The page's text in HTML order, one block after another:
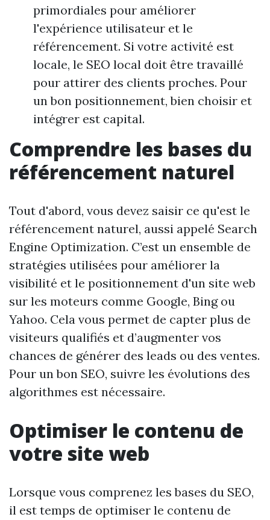
primordiales pour améliorer
l'expérience utilisateur et le
référencement. Si votre activité est
locale, le SEO local doit être travaillé
pour attirer des clients proches. Pour
un bon positionnement, bien choisir et
intégrer est capital.
Comprendre les bases du
référencement naturel
Tout d'abord, vous devez saisir ce qu'est le
référencement naturel, aussi appelé Search
Engine Optimization. C’est un ensemble de
stratégies utilisées pour améliorer la
visibilité et le positionnement d'un site web
sur les moteurs comme Google, Bing ou
Yahoo. Cela vous permet de capter plus de
visiteurs qualifiés et d’augmenter vos
chances de générer des leads ou des ventes.
Pour un bon SEO, suivre les évolutions des
algorithmes est nécessaire.
Optimiser le contenu de
votre site web
Lorsque vous comprenez les bases du SEO,
il est temps de optimiser le contenu de